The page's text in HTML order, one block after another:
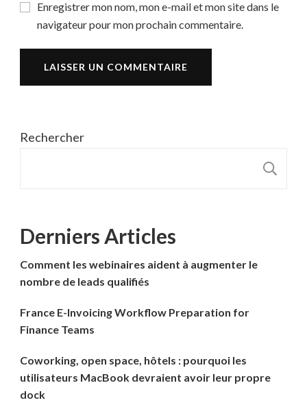
Enregistrer mon nom, mon e-mail et mon site dans le
navigateur pour mon prochain commentaire.
Rechercher
Derniers Articles
Comment les webinaires aident à augmenter le
nombre de leads qualifiés
France E-Invoicing Workflow Preparation for
Finance Teams
Coworking, open space, hôtels : pourquoi les
utilisateurs MacBook devraient avoir leur propre
dock